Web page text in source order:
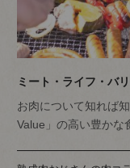
ミート・ライフ・バ
お肉について知れば
Value」の高い豊かな